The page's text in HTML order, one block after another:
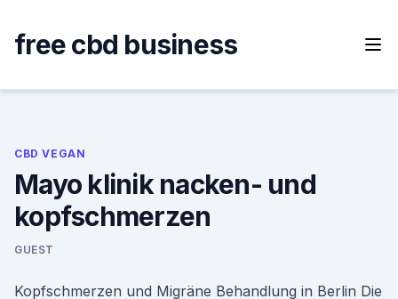
content
free cbd business
CBD VEGAN
Mayo klinik nacken- und
kopfschmerzen
GUEST
Kopfschmerzen und Migräne Behandlung in Berlin Die